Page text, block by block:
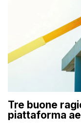
Tre buone
piattaforma